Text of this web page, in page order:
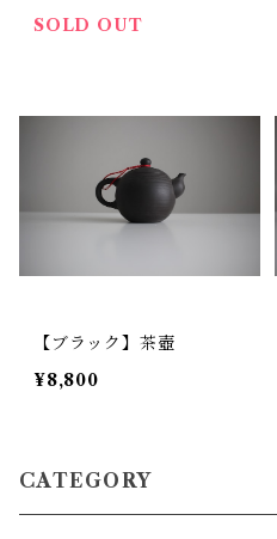
SOLD OUT
【ブラック】茶壺
¥8,800
CATEGORY